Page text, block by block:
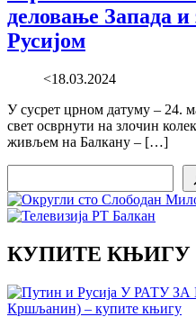
деловање Запада и
Русијом
<18.03.2024
У сусрет црном датуму – 24.
свет осврнути на злочин
живљем на Балкану – […]
КУПИТЕ КЊИГУ